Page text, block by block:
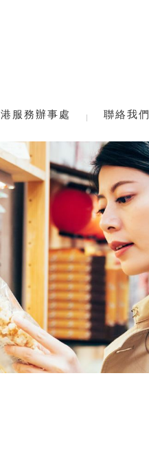
服務辦事處 聯絡我們